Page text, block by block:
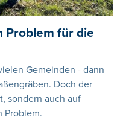
Problem für die
Gemeinden - dann
Doch der
sondern auch auf
Problem.